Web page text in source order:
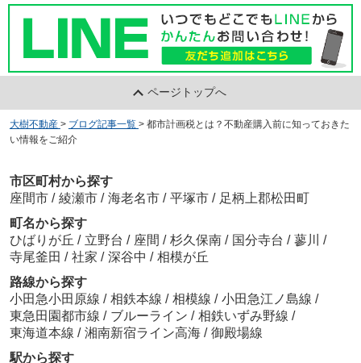
ページトップへ
大樹不動産 > ブログ記事一覧 > 都市計画税とは？不動産購入前に知っておきた
い情報をご紹介
市区町村から探す
座間市 / 綾瀬市 / 海老名市 / 平塚市 / 足柄上郡松田町
町名から探す
ひばりが丘 / 立野台 / 座間 / 杉久保南 / 国分寺台 / 蓼川 /
寺尾釜田 / 社家 / 深谷中 / 相模が丘
路線から探す
小田急小田原線 / 相鉄本線 / 相模線 / 小田急江ノ島線 /
東急田園都市線 / ブルーライン / 相鉄いずみ野線 /
東海道本線 / 湘南新宿ライン高海 / 御殿場線
駅から探す